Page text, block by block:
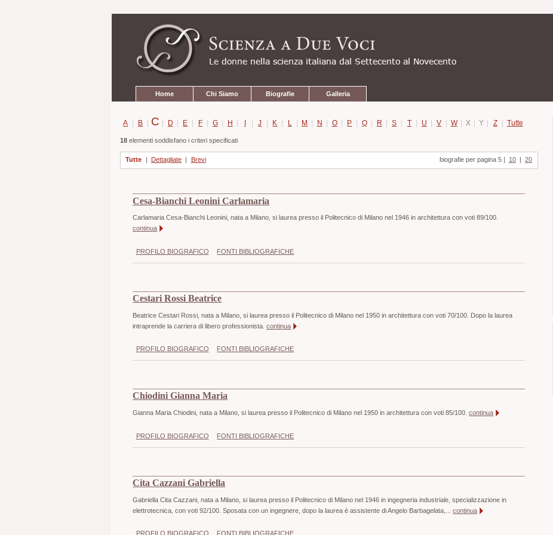
contenuti.
navigazione
Home Chi Siamo Biografie Galleria
A | B | C | D | E | F | G | H | I | J | K | L | M | N | O | P | Q | R | S | T | U | V | W | X | Y | Z | Tutte
18elementi soddisfano i criteri specificati
Tutte Dettagliate Brevi biografie per pagina 5 10 20
Cesa-Bianchi Leonini Carlamaria
Carlamaria Cesa-Bianchi Leonini, nata a Milano, si laurea presso il Politecnico di Milano nel 1946 in architettura con voti 89/100.
continua
PROFILO BIOGRAFICO FONTI BIBLIOGRAFICHE
Cestari Rossi Beatrice
Beatrice Cestari Rossi, nata a Milano, si laurea presso il Politecnico di Milano nel 1950 in architettura con voti 70/100. Dopo la laurea
intraprende la carriera di libero professionista.continua
PROFILO BIOGRAFICO FONTI BIBLIOGRAFICHE
Chiodini Gianna Maria
Gianna Maria Chiodini, nata a Milano, si laurea presso il Politecnico di Milano nel 1950 in architettura con voti 85/100.continua
PROFILO BIOGRAFICO FONTI BIBLIOGRAFICHE
Cita Cazzani Gabriella
Gabriella Cita Cazzani, nata a Milano, si laurea presso il Politecnico di Milano nel 1946 in ingegneria industriale, specializzazione in
elettrotecnica, con voti 92/100. Sposata con un ingegnere, dopo la laurea è assistente di Angelo Barbagelata,...continua
PROFILO BIOGRAFICO FONTI BIBLIOGRAFICHE